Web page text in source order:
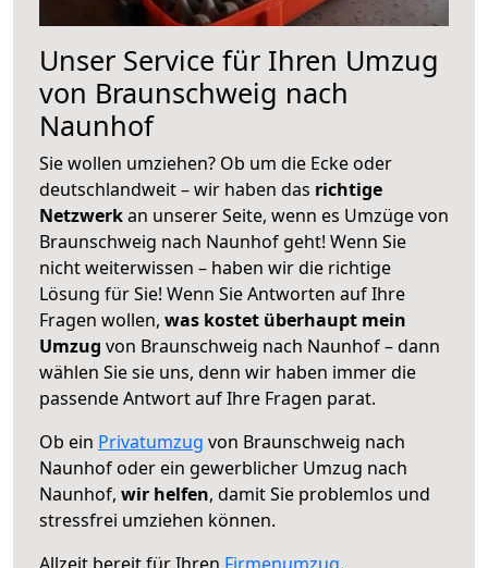
Unser Service für Ihren Umzug
von Braunschweig nach
Naunhof
Sie wollen umziehen? Ob um die Ecke oder
deutschlandweit – wir haben das richtige
Netzwerkan unserer Seite, wenn es Umzüge von
Braunschweig nach Naunhof geht! Wenn Sie
nicht weiterwissen – haben wir die richtige
Lösung für Sie! Wenn Sie Antworten auf Ihre
Fragen wollen, was kostet überhaupt mein
Umzug von Braunschweig nach Naunhof – dann
wählen Sie sie uns, denn wir haben immer die
passende Antwort auf Ihre Fragen parat.
Ob ein Privatumzug von Braunschweig nach
Naunhof oder ein gewerblicher Umzug nach
Naunhof, wir helfen, damit Sie problemlos und
stressfrei umziehen können.